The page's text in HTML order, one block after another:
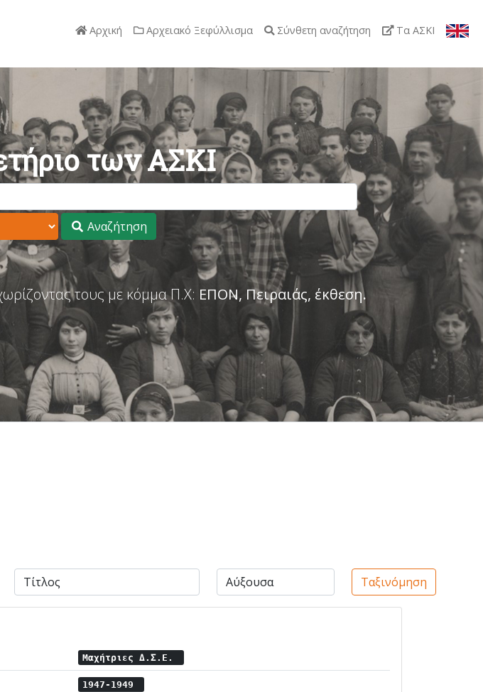
Αρχική Αρχειακό Ξεφύλλισμα Σύνθετη αναζήτηση Τα ΑΣΚΙ
των ΑΣΚΙ
Αναζήτηση
τους με κόμμα Π.Χ: ΕΠΟΝ, Πειραιάς, έκθεση.
Ταξινόμηση
Μαχήτριες Δ.Σ.Ε.
1947-1949